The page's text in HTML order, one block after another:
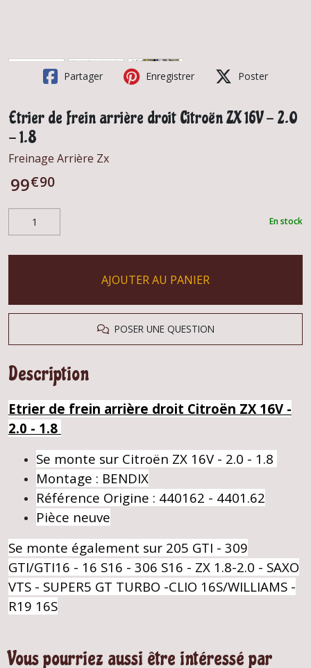
Partager Enregistrer Poster
Etrier de frein arrière droit Citroën ZX 16V - 2.0
- 1.8
Freinage Arrière Zx
99€90
En stock
AJOUTER AU PANIER
POSER UNE QUESTION
Description
Etrier de frein arrière droit Citroën ZX 16V -
2.0 - 1.8
Se monte sur Citroën ZX 16V - 2.0 - 1.8
Montage : BENDIX
Référence Origine : 440162 - 4401.62
Pièce neuve
Se monte également sur 205 GTI - 309
GTI/GTI16 - 16 S16 - 306 S16 - ZX 1.8-2.0 - SAXO
VTS - SUPER5 GT TURBO -CLIO 16S/WILLIAMS -
R19 16S
Vous pourriez aussi être intéressé par